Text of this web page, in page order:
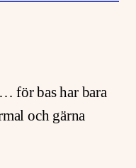
för bas har bara
och gärna